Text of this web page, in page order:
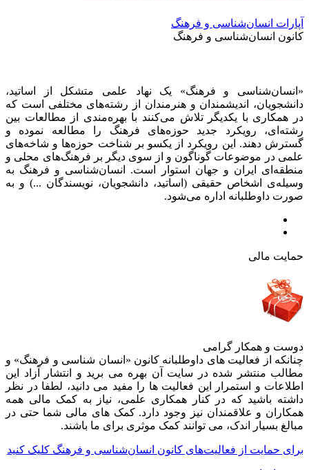
آپارات انسان‌شناسی و فرهنگ
کانون انسان‌شناسی و فرهنگ
«انسان‌شناسی و فرهنگ» یک نهاد علمی متشکل از اساتید،
دانشجویان، اندیشمندان و هنرمندان از رشته‌های مختلفی است که
در همکاری با یکدیگر تلاش می‌کنند با بهره‌مندی از مطالعات بین
رشته‌ای، رویکرد جدید حوزه‌های فرهنگ را مطالعه نموده و
گسترش دهند. این رویکرد از یکسو بر شناخت حوزه‌ها و شاخه‌های
علمی در موضوعات گوناگون و از سوی دیگر بر فرهنگ‌های محلی و
منطقه‌ای ایران و جهان استوار است. انسان‌شناسی و فرهنگ به
وسیله‌ی اشخاص حقیقی (اساتید، دانشجویان، نویسندگان ...) و به
صورت داوطلبانه اداره می‌شود.
حمایت مالی
دوست و همکار گرامی
چنانکه از فعالیت های داوطلبانه کانون «انسان شناسی و فرهنگ» و
مطالب منتشر شده در سایت آن بهره می برید و انتشار آزاد این
اطلاعات و استمرار این فعالیت ها را مفید می دانید، لطفا در نظر
داشته باشید که در کنار همکاری علمی، نیاز به کمک مالی همه
همکاران و علاقمندان نیز وجود دارد. کمک های مالی شما حتی در
مبالغ بسیار اندک، می توانند کمک موثری برای ما باشند.
برای حمایت از فعالیت‌های کانون انسان‌شناسی و فرهنگ کلیک کنید